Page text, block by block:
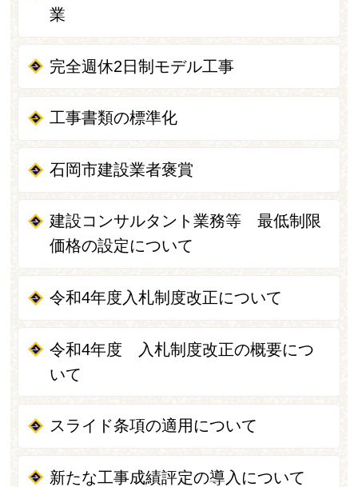
業
完全週休2日制モデル工事
工事書類の標準化
石岡市建設業者褒賞
建設コンサルタント業務等 最低制限
価格の設定について
令和4年度入札制度改正について
令和4年度 入札制度改正の概要につ
いて
スライド条項の適用について
新たな工事成績評定の導入について